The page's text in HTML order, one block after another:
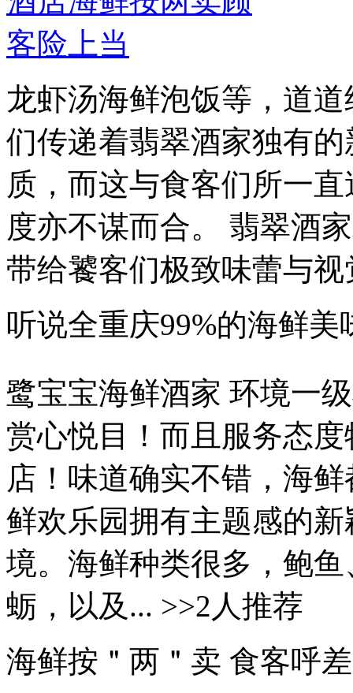
龙虾汤海鲜泡饭等，道
们传递着翡翠酒家独有
质，而这与食客们所一
度亦不谋而合。 翡翠酒
带给饕客们极致味蕾与
听说全重庆99%的海鲜
鹭宝宝海鲜酒家 环境一
赏心悦目！而且服务态
店！味道确实不错，海
鲜欢乐园拥有主题感的
境。海鲜种类很多，鲍
蛎，以及... >>2人推荐
海鲜按＂两＂卖 食客呼